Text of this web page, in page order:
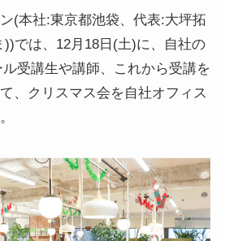
(本社:東京都池袋、代表:大坪拓
では、12月18日(土)に、自社の
受講生や講師、これから受講を
、クリスマス会を自社オフィス